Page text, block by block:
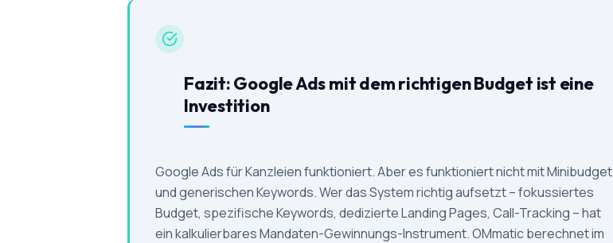
Fazit: Google Ads mit dem richtigen Budget ist eine
Investition
Google Ads für Kanzleien funktioniert. Aber es funktioniert nicht mit Minibudget
und generischen Keywords. Wer das System richtig aufsetzt – fokussiertes
Budget, spezifische Keywords, dedizierte Landing Pages, Call-Tracking – hat
ein kalkulierbares Mandaten-Gewinnungs-Instrument. OMmatic berechnet im